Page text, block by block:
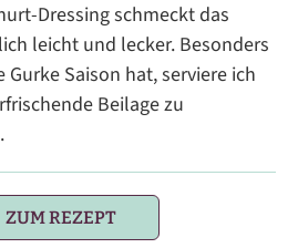
Dressing schmeckt das
leicht und lecker. Besonders
Saison hat, serviere ich
Beilage zu
ZUM REZEPT